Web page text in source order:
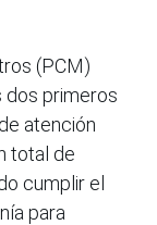
(PCM)
dos primeros
atención
total de
cumplir el
para